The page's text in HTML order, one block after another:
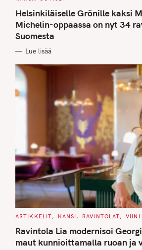
T
E
G
O
R
I
S
Helsinkiläiselle Grönille kaksi
Michelin-oppaassa on nyt 34
Suomesta
Lue lisää
C
T
E
G
O
ARTIKKELIT KANSI RAVINTOLAT VIINI
Ravintola Lia modernisoi
maut kunnioittamalla ruoan ja